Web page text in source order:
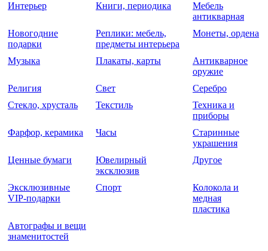
Интерьер
Книги, периодика
Мебель
антикварная
Новогодние
подарки
Реплики: мебель,
предметы интерьера
Монеты, ордена
Музыка Плакаты, карты
Антикварное
оружие
Религия
Свет
Серебро
Стекло, хрусталь
Текстиль
Техника и
приборы
Фарфор, керамика
Часы
Старинные
украшения
Ценные бумаги
Ювелирный
эксклюзив
Другое
Эксклюзивные
VIP-подарки
Спорт
Колокола и
медная
пластика
Автографы и вещи
знаменитостей